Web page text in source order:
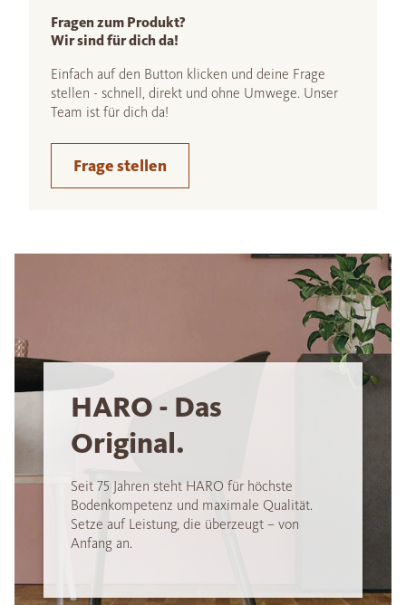
Fragen zum Produkt?
Wir sind für dich da!
Einfach auf den Button klicken und deine Frage
stellen - schnell, direkt und ohne Umwege. Unser
Team ist für dich da!
Frage stellen
HARO - Das
Original.
Seit 75 Jahren steht HARO für höchste
Bodenkompetenz und maximale Qualität.
Setze auf Leistung, die überzeugt – von
Anfang an.